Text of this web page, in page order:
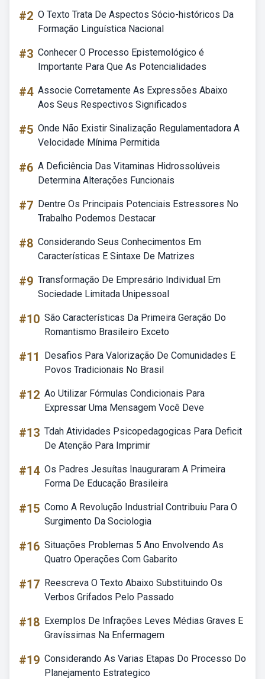
#2 O Texto Trata De Aspectos Sócio-históricos Da
Formação Linguística Nacional
#3 Conhecer O Processo Epistemológico é
Importante Para Que As Potencialidades
#4 Associe Corretamente As Expressões Abaixo
Aos Seus Respectivos Significados
#5 Onde Não Existir Sinalização Regulamentadora A
Velocidade Mínima Permitida
#6 A Deficiência Das Vitaminas Hidrossolúveis
Determina Alterações Funcionais
#7 Dentre Os Principais Potenciais Estressores No
Trabalho Podemos Destacar
#8 Considerando Seus Conhecimentos Em
Características E Sintaxe De Matrizes
#9 Transformação De Empresário Individual Em
Sociedade Limitada Unipessoal
#10 São Características Da Primeira Geração Do
Romantismo Brasileiro Exceto
#11
Desafios Para Valorização De Comunidades E
Povos Tradicionais No Brasil
#12 Ao Utilizar Fórmulas Condicionais Para
Expressar Uma Mensagem Você Deve
#13 Tdah Atividades Psicopedagogicas Para Deficit
De Atenção Para Imprimir
#14 Os Padres Jesuítas Inauguraram A Primeira
Forma De Educação Brasileira
#15 Como A Revolução Industrial Contribuiu Para O
Surgimento Da Sociologia
#16 Situações Problemas 5 Ano Envolvendo As
Quatro Operações Com Gabarito
#17 Reescreva O Texto Abaixo Substituindo Os
Verbos Grifados Pelo Passado
#18 Exemplos De Infrações Leves Médias Graves E
Gravíssimas Na Enfermagem
#19 Considerando As Varias Etapas Do Processo Do
Planejamento Estrategico